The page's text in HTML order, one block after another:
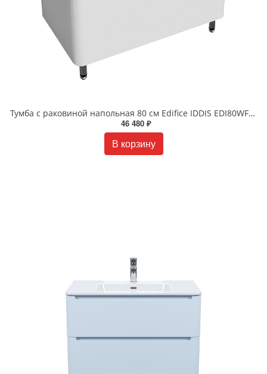
Тумба с раковиной напольная 80 см Edifice IDDIS EDI80WFi95K белая
46 480 ₽
В корзину